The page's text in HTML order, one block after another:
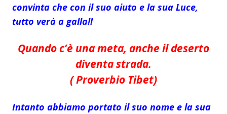
convinta che con il suo aiuto e la sua Luce,
tutto verà a galla!!
Quando c’è una meta, anche il deserto
diventa strada.
( Proverbio Tibet)
Intanto abbiamo portato il suo nome e la sua